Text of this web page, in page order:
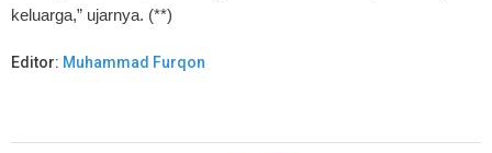
keluarga,” ujarnya. (**)
Editor: Muhammad Furqon